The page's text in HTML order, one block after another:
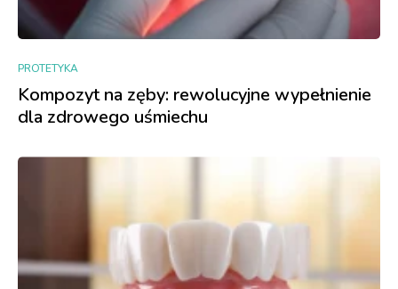
PROTETYKA
Kompozyt na zęby: rewolucyjne wypełnienie
dla zdrowego uśmiechu